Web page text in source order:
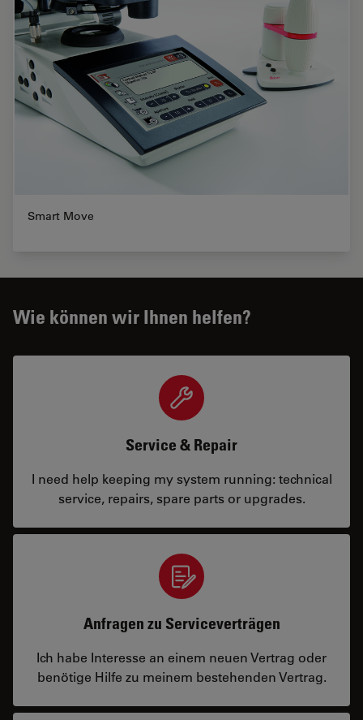
Smart Move
Wie können wir Ihnen helfen?
Service & Repair
I need help keeping my system running: technical
service, repairs, spare parts or upgrades.
Anfragen zu Serviceverträgen
Ich habe Interesse an einem neuen Vertrag oder
benötige Hilfe zu meinem bestehenden Vertrag.